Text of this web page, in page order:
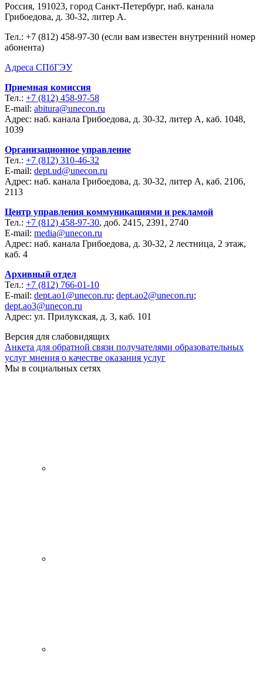
Россия, 191023, город Санкт-Петербург, наб. канала
Грибоедова, д. 30-32, литер А.
Тел.: +7 (812) 458-97-30 (если вам известен внутренний номер
абонента)
Адреса СПбГЭУ
Приемная комиссия
Тел.: +7 (812) 458-97-58
E-mail: abitura@unecon.ru
Адрес: наб. канала Грибоедова, д. 30-32, литер А, каб. 1048,
1039
Организационное управление
Тел.: +7 (812) 310-46-32
E-mail: dept.ud@unecon.ru
Адрес: наб. канала Грибоедова, д. 30-32, литер А, каб. 2106,
2113
Центр управления коммуникациями и рекламой
Тел.: +7 (812) 458-97-30, доб. 2415, 2391, 2740
E-mail: media@unecon.ru
Адрес: наб. канала Грибоедова, д. 30-32, 2 лестница, 2 этаж,
каб. 4
Архивный отдел
Тел.: +7 (812) 766-01-10
E-mail: dept.ao1@unecon.ru; dept.ao2@unecon.ru;
dept.ao3@unecon.ru
Адрес: ул. Прилукская, д. 3, каб. 101
Версия для слабовидящих
Анкета для обратной связи получателями образовательных
услуг мнения о качестве оказания услуг
Мы в социальных сетях